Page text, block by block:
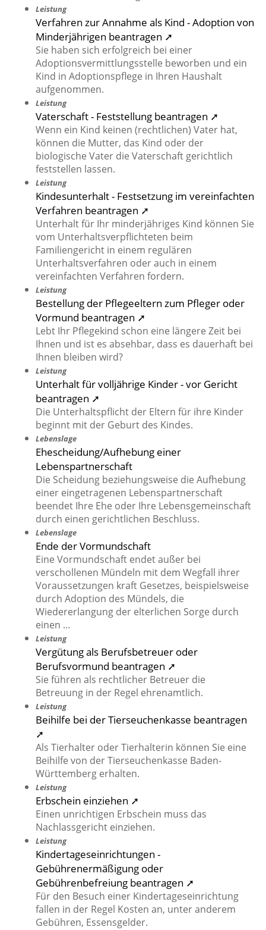
Leistung
Verfahren zur Annahme als Kind - Adoption von
Minderjährigen beantragen ➚
Sie haben sich erfolgreich bei einer
Adoptionsvermittlungsstelle beworben und ein
Kind in Adoptionspflege in Ihren Haushalt
aufgenommen.
Leistung
Vaterschaft - Feststellung beantragen ➚
Wenn ein Kind keinen (rechtlichen) Vater hat,
können die Mutter, das Kind oder der
biologische Vater die Vaterschaft gerichtlich
feststellen lassen.
Leistung
Kindesunterhalt - Festsetzung im vereinfachten
Verfahren beantragen ➚
Unterhalt für Ihr minderjähriges Kind können Sie
vom Unterhaltsverpflichteten beim
Familiengericht in einem regulären
Unterhaltsverfahren oder auch in einem
vereinfachten Verfahren fordern.
Leistung
Bestellung der Pflegeeltern zum Pfleger oder
Vormund beantragen ➚
Lebt Ihr Pflegekind schon eine längere Zeit bei
Ihnen und ist es absehbar, dass es dauerhaft bei
Ihnen bleiben wird?
Leistung
Unterhalt für volljährige Kinder - vor Gericht
beantragen ➚
Die Unterhaltspflicht der Eltern für ihre Kinder
beginnt mit der Geburt des Kindes.
Lebenslage
Ehescheidung/Aufhebung einer
Lebenspartnerschaft
Die Scheidung beziehungsweise die Aufhebung
einer eingetragenen Lebenspartnerschaft
beendet Ihre Ehe oder Ihre Lebensgemeinschaft
durch einen gerichtlichen Beschluss.
Lebenslage
Ende der Vormundschaft
Eine Vormundschaft endet außer bei
verschollenen Mündeln mit dem Wegfall ihrer
Voraussetzungen kraft Gesetzes, beispielsweise
durch Adoption des Mündels, die
Wiedererlangung der elterlichen Sorge durch
einen …
Leistung
Vergütung als Berufsbetreuer oder
Berufsvormund beantragen ➚
Sie führen als rechtlicher Betreuer die
Betreuung in der Regel ehrenamtlich.
Leistung
Beihilfe bei der Tierseuchenkasse beantragen
➚
Als Tierhalter oder Tierhalterin können Sie eine
Beihilfe von der Tierseuchenkasse Baden-
Württemberg erhalten.
Leistung
Erbschein einziehen ➚
Einen unrichtigen Erbschein muss das
Nachlassgericht einziehen.
Leistung
Kindertageseinrichtungen -
Gebührenermäßigung oder
Gebührenbefreiung beantragen ➚
Für den Besuch einer Kindertageseinrichtung
fallen in der Regel Kosten an, unter anderem
Gebühren, Essensgelder.